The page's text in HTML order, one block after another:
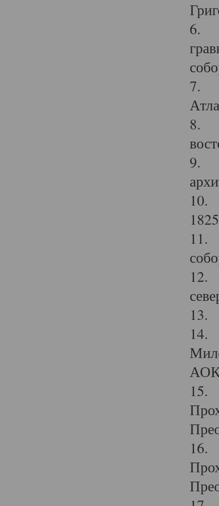
6.
7.
8.
9.
10.
11.
12.
13.
14.
15.
16.